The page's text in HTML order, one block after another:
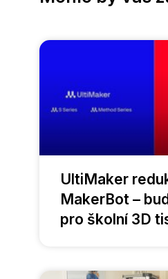
UltiMaker
MakerBot –
pro školní 3D